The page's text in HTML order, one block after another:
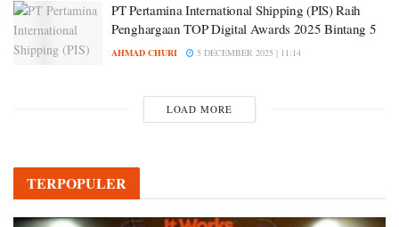
PT Pertamina International Shipping (PIS) Raih
Penghargaan TOP Digital Awards 2025 Bintang 5
AHMAD CHURI 5 DECEMBER 2025 | 11:14
LOAD MORE
TERPOPULER